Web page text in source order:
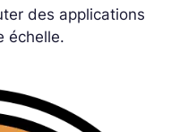
des applications
échelle.